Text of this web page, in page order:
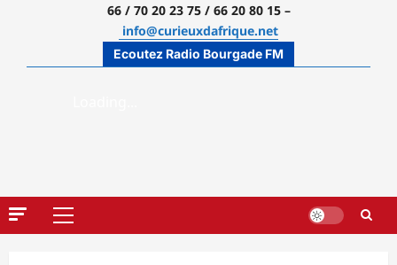
66 / 70 20 23 75 / 66 20 80 15 –
info@curieuxdafrique.net
Ecoutez Radio Bourgade FM
Menu